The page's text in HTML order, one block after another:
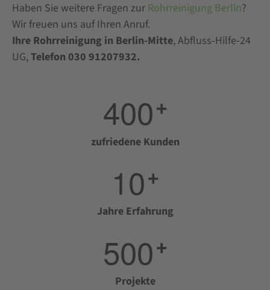
Haben Sie weitere Fragen zur Rohrreinigung Berlin?
Wir freuen uns auf Ihren Anruf.
Ihre Rohrreinigung in Berlin-Mitte, Abfluss-Hilfe-24
UG,Telefon 030 91207932.
400+
zufriedene Kunden
10+
Jahre Erfahrung
500+
Projekte